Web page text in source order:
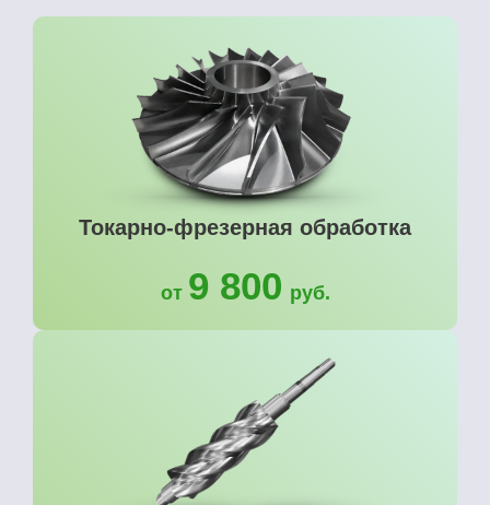
Токарно-фрезерная обработка
от 9 800 руб.